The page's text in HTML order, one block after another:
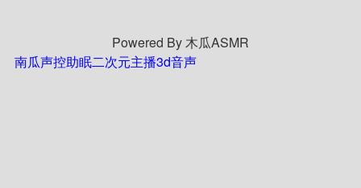
Powered By 木瓜ASMR
南瓜声控助眠二次元主播3d音声